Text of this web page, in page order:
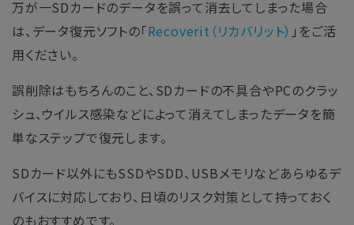
万が一SDカードのデータを誤って消去してしまった場合
は、データ復元ソフトの「Recoverit（リカバリット） 」をご活
用ください。
誤削除はもちろんのこと、SDカードの不具合やPCのクラッ
シュ、ウイルス感染などによって消えてしまったデータを簡
単なステップで復元します。
SDカード以外にもSSDやSDD、USBメモリなどあらゆるデ
バイスに対応しており、日頃のリスク対策として持っておく
のもおすすめです。